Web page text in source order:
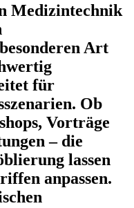
Medizintechnik
Art
für
Ob
Vorträge
– die
lassen
anpassen.